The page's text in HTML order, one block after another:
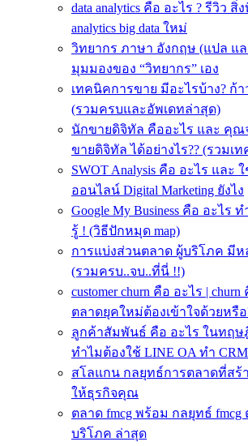
data analytics คือ อะไร ? รีวิว สิ่
analytics big data ใหม่
วิทยากร ภาษา อังกฤษ (แปล แล
มุมมองของ “วิทยากร” เอง
เทคนิคการขาย มีอะไรบ้าง? ก้
(รวมครบและอัพเดทล่าสุด)
นักขายดิจิทัล คืออะไร และ คุณ
ขายดิจิทัล ได้อย่างไร?? (รวมเ
SWOT Analysis คือ อะไร และ
ออนไลน์ Digital Marketing ยังไง
Google My Business คือ อะไร
รู้ ! (วิธีปักหมุด map)
การแบ่งส่วนตลาด ผู้บริโภค มีห
(รวมครบ..จบ..ที่นี่ !!)
customer churn คือ อะไร |
ตลาดยุคใหม่ต้องเข้าใจด้วยหรือ
ลูกค้าสัมพันธ์ คือ อะไร ในทฤษ
ทำไมต้องใช้ LINE OA ทำ CRM
สโลแกน กลยุทธ์การตลาดที่สร้
ให้ธุรกิจคุณ
ตลาด fmcg พร้อม กลยุทธ์
บริโภค ล่าสุด